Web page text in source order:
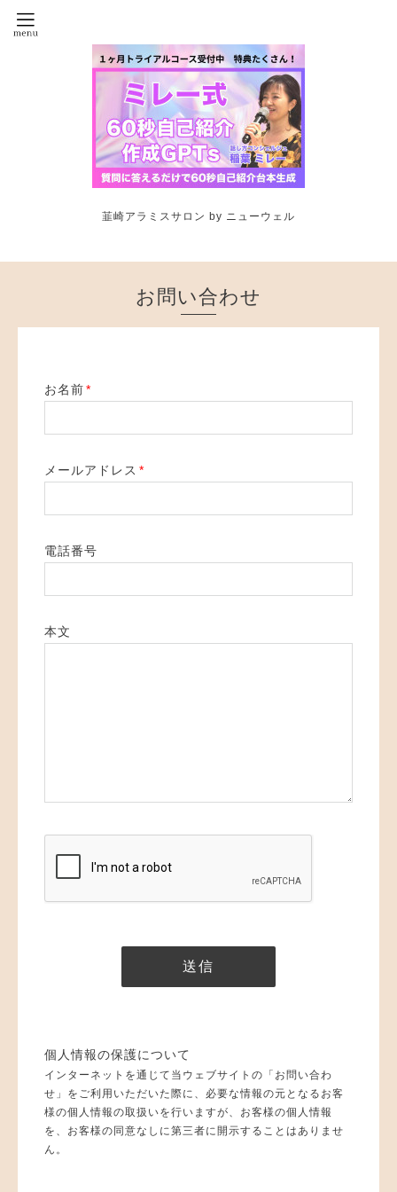
韮崎アラミスサロン by ニューウェル
お問い合わせ
お名前*
メールアドレス *
電話番号
本文
個人情報の保護について
インターネットを通じて当ウェブサイトの「お問い合わ
せ」をご利用いただいた際に、必要な情報の元となるお客
様の個人情報の取扱いを行いますが、お客様の個人情報
を、お客様の同意なしに第三者に開示することはありませ
ん。